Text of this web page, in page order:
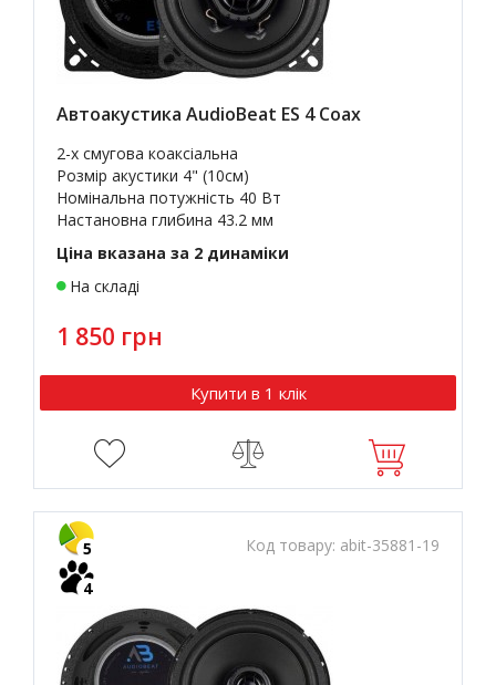
Автоакустика AudioBeat ES 4 Coax
2-х смугова коаксіальна
Розмір акустики 4" (10см)
Номінальна потужність 40 Вт
Настановна глибина 43.2 мм
Ціна вказана за 2 динаміки
На складі
1 850 грн
Купити в 1 клік
Код товару: abit-35881-19
5
4